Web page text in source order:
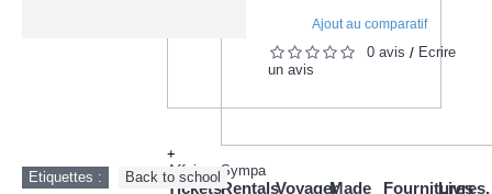
+
Affaires Sympa
TicketsRentalsVoyagerMade
Fournitures
Livres,
Ajout au comparatif
0 avis / Écrire
un avis
Etiquettes : Back to school